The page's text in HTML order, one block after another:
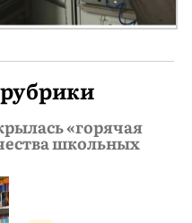
«горячая
школьных